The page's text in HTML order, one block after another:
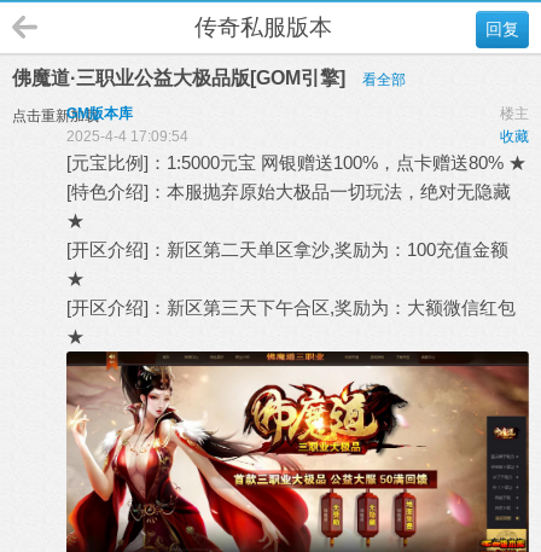
回复
传奇私服版本
佛魔道·三职业公益大极品版[GOM引擎] 看全部
点击重新加载 楼主
GM版本库
收藏
2025-4-4 17:09:54
[元宝比例]：1:5000元宝 网银赠送100%，点卡赠送80% ★
[特色介绍]：本服抛弃原始大极品一切玩法，绝对无隐藏
★
[开区介绍]：新区第二天单区拿沙,奖励为：100充值金额
★
[开区介绍]：新区第三天下午合区,奖励为：大额微信红包
★